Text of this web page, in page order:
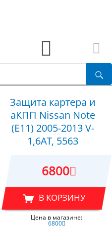
Защита картера и
аКПП Nissan Note
(E11) 2005-2013 V-
1,6AT, 5563
6800
В КОРЗИНУ
Цена в магазине:
6800